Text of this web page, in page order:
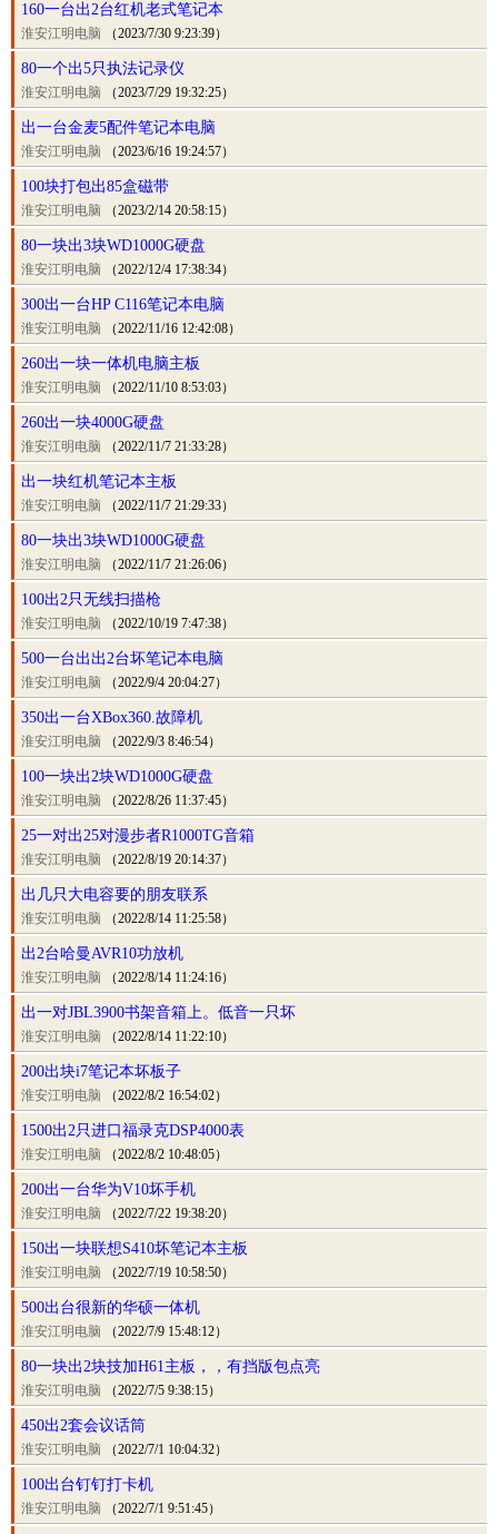
160一台出2台红机老式笔记本
淮安江明电脑 （2023/7/30 9:23:39）
80一个出5只执法记录仪
淮安江明电脑 （2023/7/29 19:32:25）
出一台金麦5配件笔记本电脑
淮安江明电脑 （2023/6/16 19:24:57）
100块打包出85盒磁带
淮安江明电脑 （2023/2/14 20:58:15）
80一块出3块WD1000G硬盘
淮安江明电脑 （2022/12/4 17:38:34）
300出一台HP C116笔记本电脑
淮安江明电脑 （2022/11/16 12:42:08）
260出一块一体机电脑主板
淮安江明电脑 （2022/11/10 8:53:03）
260出一块4000G硬盘
淮安江明电脑 （2022/11/7 21:33:28）
出一块红机笔记本主板
淮安江明电脑 （2022/11/7 21:29:33）
80一块出3块WD1000G硬盘
淮安江明电脑 （2022/11/7 21:26:06）
100出2只无线扫描枪
淮安江明电脑 （2022/10/19 7:47:38）
500一台出出2台坏笔记本电脑
淮安江明电脑 （2022/9/4 20:04:27）
350出一台XBox360.故障机
淮安江明电脑 （2022/9/3 8:46:54）
100一块出2块WD1000G硬盘
淮安江明电脑 （2022/8/26 11:37:45）
25一对出25对漫步者R1000TG音箱
淮安江明电脑 （2022/8/19 20:14:37）
出几只大电容要的朋友联系
淮安江明电脑 （2022/8/14 11:25:58）
出2台哈曼AVR10功放机
淮安江明电脑 （2022/8/14 11:24:16）
出一对JBL3900书架音箱上。低音一只坏
淮安江明电脑 （2022/8/14 11:22:10）
200出块i7笔记本坏板子
淮安江明电脑 （2022/8/2 16:54:02）
1500出2只进口福录克DSP4000表
淮安江明电脑 （2022/8/2 10:48:05）
200出一台华为V10坏手机
淮安江明电脑 （2022/7/22 19:38:20）
150出一块联想S410坏笔记本主板
淮安江明电脑 （2022/7/19 10:58:50）
500出台很新的华硕一体机
淮安江明电脑 （2022/7/9 15:48:12）
80一块出2块技加H61主板，，有挡版包点亮
淮安江明电脑 （2022/7/5 9:38:15）
450出2套会议话筒
淮安江明电脑 （2022/7/1 10:04:32）
100出台钉钉打卡机
淮安江明电脑 （2022/7/1 9:51:45）